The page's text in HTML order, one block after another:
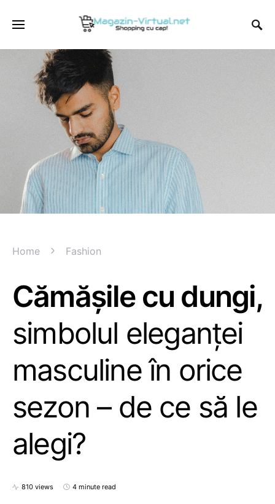
Home Fashion
Cămășile cu dungi,
simbolul eleganței
masculine în orice
sezon – de ce să le
alegi?
810 views 4 minute read